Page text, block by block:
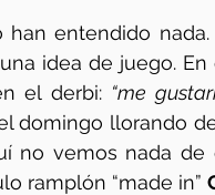
entendido
el derbi: “me
domingo llorando
no vemos nada de
ramplón “made in”